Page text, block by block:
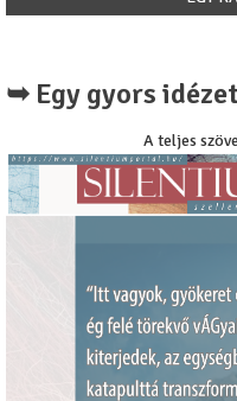
➥ Egy gyors
A teljes